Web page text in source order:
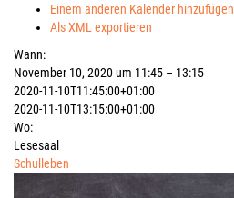
Einem anderen Kalender hinzufügen
Als XML exportieren
Wann:
November 10, 2020 um 11:45 – 13:15
2020-11-10T11:45:00+01:00
2020-11-10T13:15:00+01:00
Wo:
Lesesaal
Schulleben